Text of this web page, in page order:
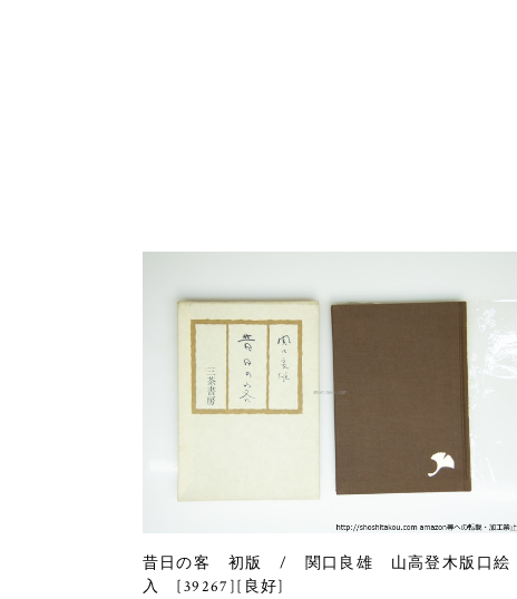
昔日の客 初版 / 関口良雄 山高登木版口絵
入 [39267][良好]